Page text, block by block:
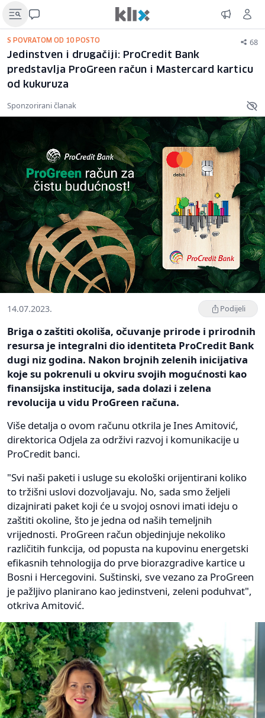
S POVRATOM OD 10 POSTO 68
Jedinstven i drugačiji: ProCredit Bank
predstavlja ProGreen račun i Mastercard karticu
od kukuruza
Sponzorirani članak
14.07.2023. Podijeli
Briga o zaštiti okoliša, očuvanje prirode i prirodnih
resursa je integralni dio identiteta ProCredit Bank
dugi niz godina. Nakon brojnih zelenih inicijativa
koje su pokrenuli u okviru svojih mogućnosti kao
finansijska institucija, sada dolazi i zelena
revolucija u vidu ProGreen računa.
Više detalja o ovom računu otkrila je Ines Amitović,
direktorica Odjela za održivi razvoj i komunikacije u
ProCredit banci.
"Svi naši paketi i usluge su ekološki orijentirani koliko
to tržišni uslovi dozvoljavaju. No, sada smo željeli
dizajnirati paket koji će u svojoj osnovi imati ideju o
zaštiti okoline, što je jedna od naših temeljnih
vrijednosti. ProGreen račun objedinjuje nekoliko
različitih funkcija, od popusta na kupovinu energetski
efikasnih tehnologija do prve biorazgradive kartice u
Bosni i Hercegovini. Suštinski, sve vezano za ProGreen
je pažljivo planirano kao jedinstveni, zeleni poduhvat",
otkriva Amitović.